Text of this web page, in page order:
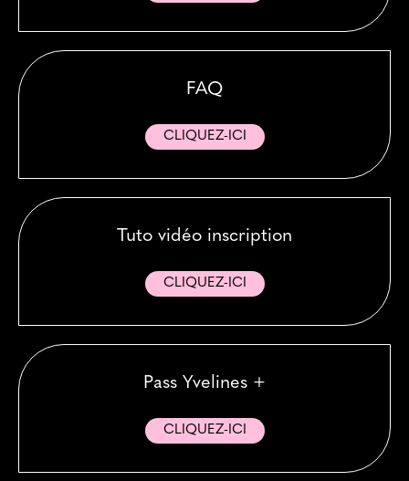
FAQ
CLIQUEZ-ICI
Tuto vidéo inscription
CLIQUEZ-ICI
Pass Yvelines +
CLIQUEZ-ICI